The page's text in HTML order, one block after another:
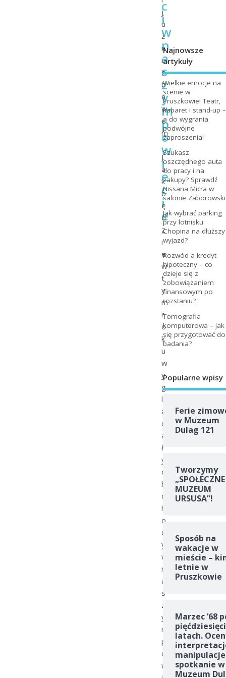
c
i
w
n
a
s
z
y
m
p
o
w
i
e
c
i
e
.
j
u
ż
n
i
e
b
a
w
e
m
.
J
a
k
b
ę
d
z
i
e
w
t
y
m
r
o
k
u
w
y
g
l
ą
d
a
ł
y
o
b
c
h
o
d
y
w
n
a
s
z
y
m
p
o
w
Najnowsze
artykuły
Wielkie emocje na
scenie w
Pruszkowie! Teatr,
kabaret i stand-up –
a do wygrania
podwójne
zaproszenia!
Szukasz
oszczędnego auta
do pracy i na
zakupy? Sprawdź
Nissana Micra w
salonie Zaborowski
Jak wybrać parking
przy lotnisku
Chopina na dłuższy
wyjazd?
Rozwód a kredyt
hipoteczny – co
dzieje się z
zobowiązaniem
finansowym po
rozstaniu?
Tomografia
komputerowa – jak
się przygotować do
badania?
Popularne wpisy
Ferie
w Muzeum
Dulag 121
Tworzymy
„SPOŁECZNE
MUZEUM
URSUSA”!
Sposób na
wakacje w
mieście –
letnie w
Pruszkowie
Marzec ’68
latach.
spotkanie w
Muzeum